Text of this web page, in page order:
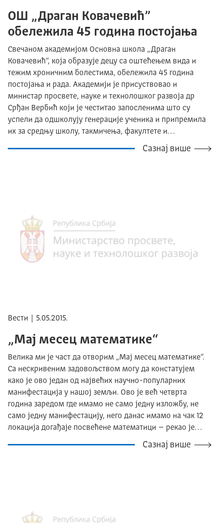
ОШ „Драган Ковачевић”
обележила 45 година постојања
Свечаном академијом Основна школа „Драган
Ковачевић“, која образује децу са оштећењем вида и
тежим хроничним болестима, обележила 45 година
постојања и рада. Академији је присуствовао и
министар просвете, науке и технолошког развоја др
Срђан Вербић који је честитао запосленима што су
успели да одшколују генерације ученика и припремила
их за средњу школу, такмичења, факултете и…
Сазнај више
Вести | 5.05.2015.
„Мај месец математике“
Велика ми је част да отворим „Мај месец математике“.
Са нескривеним задовољством могу да констатујем
како је ово један од највећих научно-популарних
манифестација у нашој земљи. Ово је већ четврта
година заредом где имамо не само једну изложбу, не
само једну манифестацију, него данас имамо на чак 12
локација догађаје посвећене математици – рекао је…
Сазнај више